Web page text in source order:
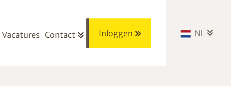
Vacatures Contact Inloggen NL